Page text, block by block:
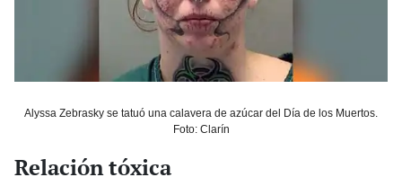
Alyssa Zebrasky se tatuó una calavera de azúcar del Día de los Muertos.
Foto: Clarín
Relación tóxica